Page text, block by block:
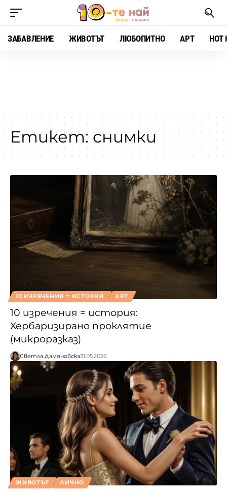
ЗАБАВЛЕНИЕ ЖИВОТЪТ ЛЮБОПИТНО АРТ HOT
Етикет: снимки
10 ИЗРЕЧЕНИЯ = ИСТОРИЯ АРТ
10 изречения = история:
Хербаризирано проклятие
(микроразказ)
Светла Дамяновска31.05.2026
ЖИВОТЪТ ЛИЧНО